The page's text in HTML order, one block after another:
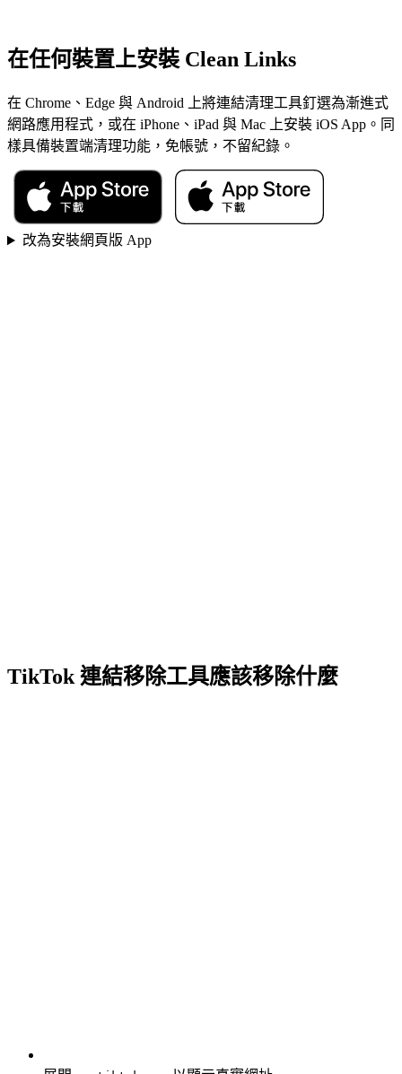
在任何裝置上安裝 Clean Links
在 Chrome、Edge 與 Android 上將連結清理工具釘選為漸進式
網路應用程式，或在 iPhone、iPad 與 Mac 上安裝 iOS App。同
樣具備裝置端清理功能，免帳號，不留紀錄。
改為安裝網頁版 App
TikTok 連結移除工具應該移除什麼